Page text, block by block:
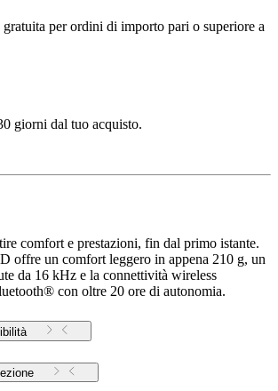
gratuita per ordini di importo pari o superiore a
giorni dal tuo acquisto.
comfort e prestazioni, fin dal primo istante.
offre un comfort leggero in appena 210 g, un
da 16 kHz e la connettività wireless
con oltre 20 ore di autonomia.